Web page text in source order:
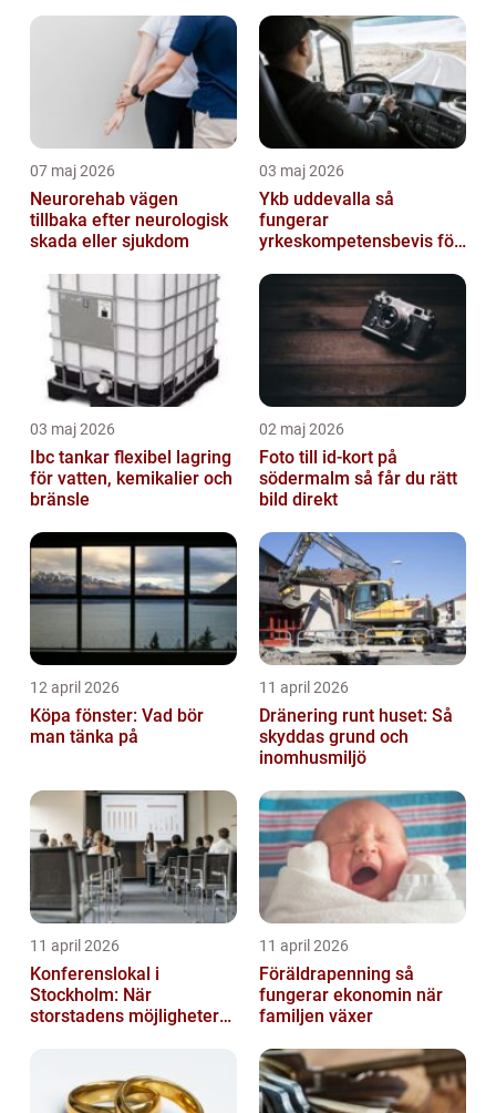
07 maj 2026
Neurorehab vägen
tillbaka efter neurologisk
skada eller sjukdom
03 maj 2026
Ykb uddevalla så
fungerar
yrkeskompetensbevis för
03 maj 2026
Ibc tankar flexibel lagring
för vatten, kemikalier och
bränsle
02 maj 2026
Foto till id-kort på
södermalm så får du rätt
bild direkt
12 april 2026
Köpa fönster: Vad bör
man tänka på
11 april 2026
Dränering runt huset: Så
skyddas grund och
inomhusmiljö
11 april 2026
Konferenslokal i
Stockholm: När
storstadens möjligheter
11 april 2026
Föräldrapenning så
fungerar ekonomin när
familjen växer